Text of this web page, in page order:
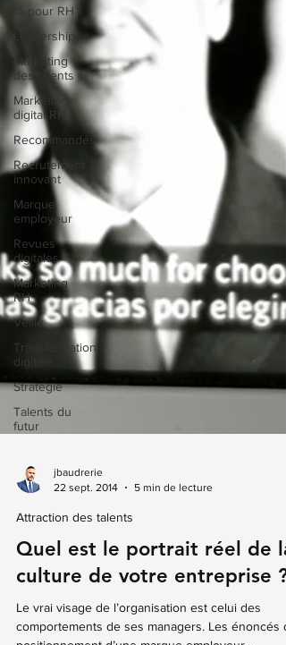
IA pour RH
Leadership
Marketing
des talents
Marketing
digital RH
Recommandés
Recrutement
innovant
Marque
employeur
Revues
digitales
Marketing
RH
Veille
Transformation
digitale
Stratégie
Talents du
futur
22 sept. 2014
Attraction des talents
Quel est le portrait réel de la
culture de votre entreprise ?
Le vrai visage de l’organisation est celui des